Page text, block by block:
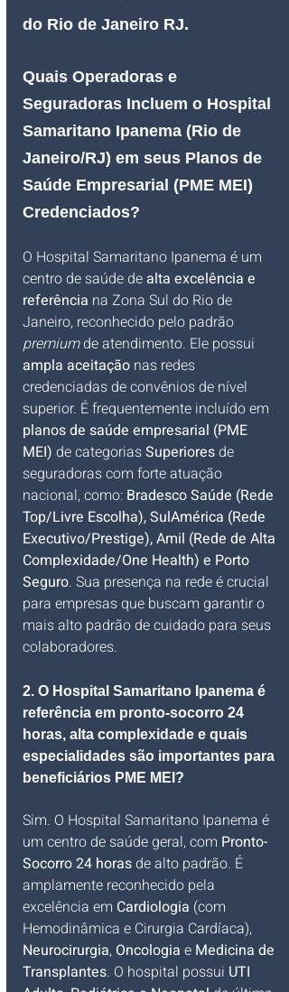
do Rio de Janeiro RJ.
Quais Operadoras e
Seguradoras Incluem o Hospital
Samaritano Ipanema (Rio de
Janeiro/RJ) em seus Planos de
Saúde Empresarial (PME MEI)
Credenciados?
O Hospital Samaritano Ipanema é um
centro de saúde de alta excelência e
referência na Zona Sul do Rio de
Janeiro, reconhecido pelo padrão
premium de atendimento. Ele possui
ampla aceitação nas redes
credenciadas de convênios de nível
superior. É frequentemente incluído em
planos de saúde empresarial (PME
MEI) de categorias Superiores de
seguradoras com forte atuação
nacional, como: Bradesco Saúde (Rede
Top/Livre Escolha), SulAmérica (Rede
Executivo/Prestige), Amil (Rede de Alta
Complexidade/One Health) e Porto
Seguro. Sua presença na rede é crucial
para empresas que buscam garantir o
mais alto padrão de cuidado para seus
colaboradores.
2. O Hospital Samaritano Ipanema é
referência em pronto-socorro 24
horas, alta complexidade e quais
especialidades são importantes para
beneficiários PME MEI?
Sim. O Hospital Samaritano Ipanema é
um centro de saúde geral, com Pronto-
Socorro 24 horas de alto padrão. É
amplamente reconhecido pela
excelência em Cardiologia (com
Hemodinâmica e Cirurgia Cardíaca),
Neurocirurgia, Oncologia e Medicina de
Transplantes. O hospital possui UTI